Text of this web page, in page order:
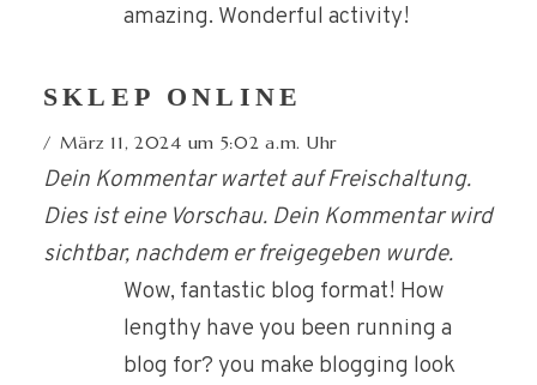
amazing. Wonderful activity!
SKLEP ONLINE
März 11, 2024 um 5:02 a.m. Uhr
Dein Kommentar wartet auf Freischaltung.
Dies ist eine Vorschau. Dein Kommentar wird
sichtbar, nachdem er freigegeben wurde.
Wow, fantastic blog format! How
lengthy have you been running a
blog for? you make blogging look